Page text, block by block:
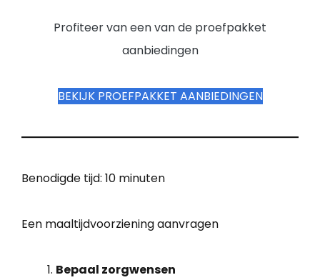
Profiteer van een van de proefpakket
aanbiedingen
BEKIJK PROEFPAKKET AANBIEDINGEN
Benodigde tijd: 10 minuten
Een maaltijdvoorziening aanvragen
Bepaal zorgwensen